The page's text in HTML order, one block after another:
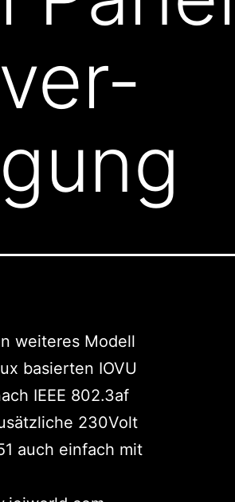
weiteres Modell
basierten IOVU
IEEE 802.3af
230Volt
auch einfach mit